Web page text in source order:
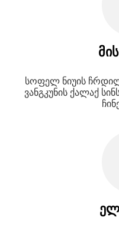
სოფელ ნიუის
ვანგკუნის ქალაქ